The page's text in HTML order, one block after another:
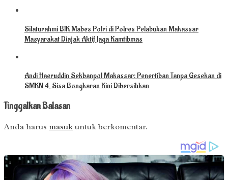
Silaturahmi BIK Mabes Polri di Polres Pelabuhan Makassar
Masyarakat Diajak Aktif Jaga Kamtibmas
Andi Haeruddin Sekbanpol Makassar: Penertiban Tanpa Gesekan di
SMKN 4, Sisa Bongkaran Kini Dibersihkan
Tinggalkan Balasan
Anda harus masuk untuk berkomentar.